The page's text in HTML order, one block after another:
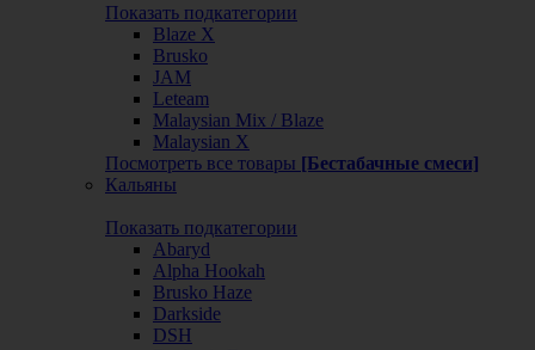
Показать подкатегории
Blaze X
Brusko
JAM
Leteam
Malaysian Mix / Blaze
Malaysian X
Посмотреть все товары [Бестабачные смеси]
Кальяны
Показать подкатегории
Abaryd
Alpha Hookah
Brusko Haze
Darkside
DSH